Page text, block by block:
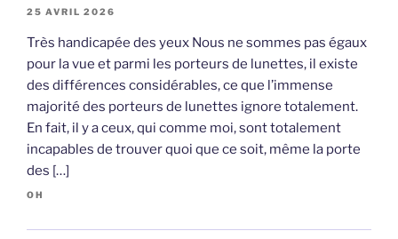
25 AVRIL 2026
Très handicapée des yeux Nous ne sommes pas égaux
pour la vue et parmi les porteurs de lunettes, il existe
des différences considérables, ce que l’immense
majorité des porteurs de lunettes ignore totalement.
En fait, il y a ceux, qui comme moi, sont totalement
incapables de trouver quoi que ce soit, même la porte
des […]
OH